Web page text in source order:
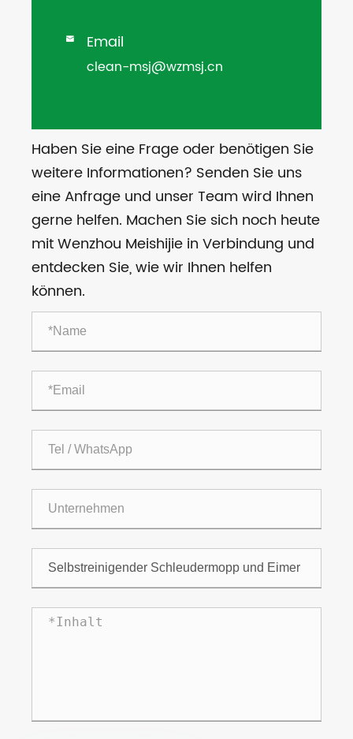
 Email
clean-msj@wzmsj.cn
Haben Sie eine Frage oder benötigen Sie
weitere Informationen? Senden Sie uns
eine Anfrage und unser Team wird Ihnen
gerne helfen. Machen Sie sich noch heute
mit Wenzhou Meishijie in Verbindung und
entdecken Sie, wie wir Ihnen helfen
können.